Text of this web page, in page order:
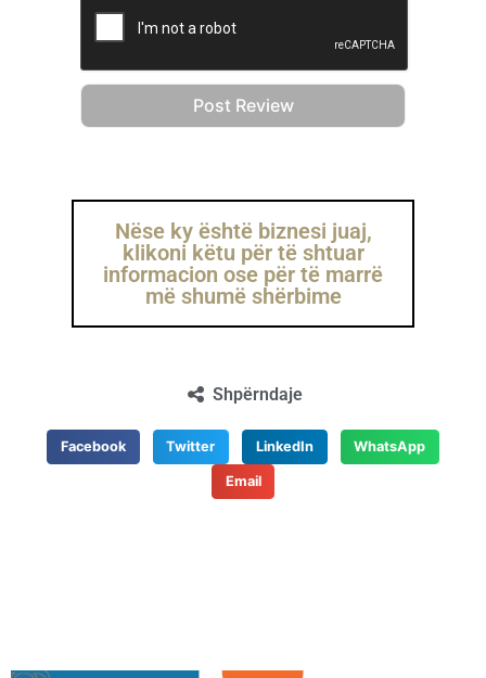
Nëse ky është biznesi juaj,
klikoni këtu për të shtuar
informacion ose për të marrë
më shumë shërbime
Shpërndaje
Facebook Twitter LinkedIn WhatsApp
Email